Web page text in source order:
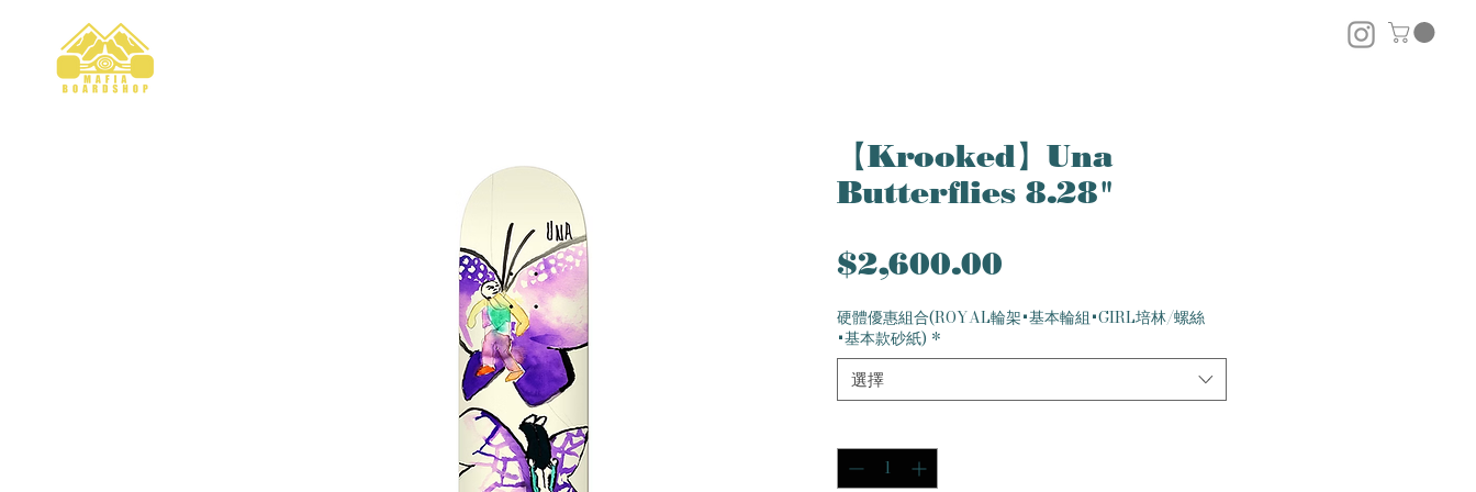
【Krooked】Una
Butterflies 8.28"
$2,600.00
格
硬體優惠組合(ROYAL輪架+基本輪組+GIRL培林/螺絲
+基本款砂紙) *
選擇